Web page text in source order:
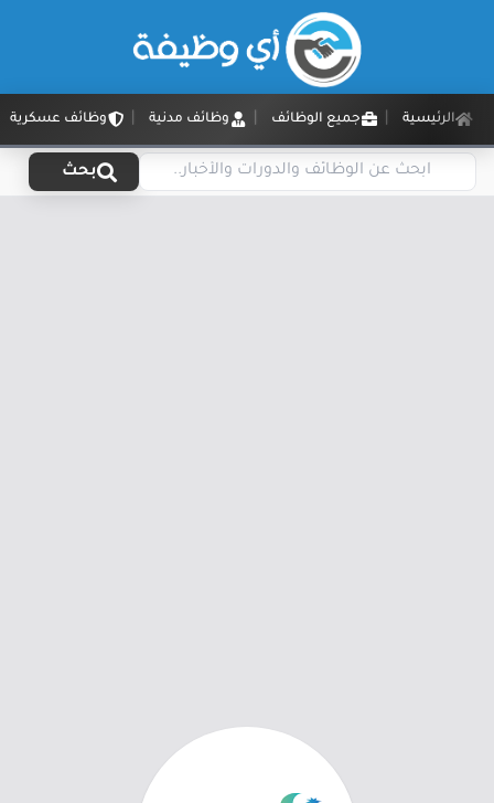
الرئيسية جميع الوظائف وظائف مدنية وظائف عسكرية
بحث